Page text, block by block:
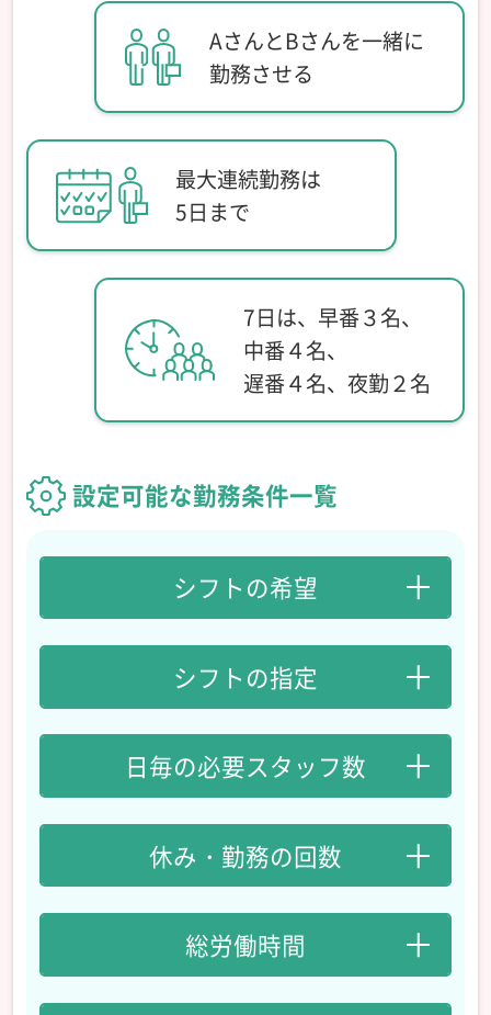
AさんとBさんを一緒に
勤務させる
最大連続勤務は
5日まで
7日は、早番３名、
中番４名、
遅番４名、夜勤２名
設定可能な勤務条件一覧
シフトの希望
シフトの指定
日毎の必要スタッフ数
休み・勤務の回数
総労働時間